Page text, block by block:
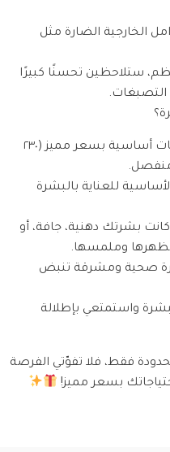
الخارجية الضارة مثل
ستلاحظين تحسنًا كبيرًا
التصبغات.
قيمة استثنائية: احصلين على منتجات أساسية بسعر مميز (٢٣٠
للعناية بالبشرة
بشرتك دهنية، جافة، أو
وملمسها.
صحية ومشرقة تنبض
واستمتعي بإطلالة
فقط، فلا تفوّتي الفرصة
بسعر مميز!